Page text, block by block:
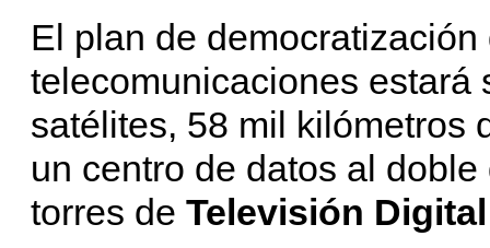
El plan de
telecomunicaciones estará
satélites, 58 mil kilómetros
un centro de datos al
torres de Televisión